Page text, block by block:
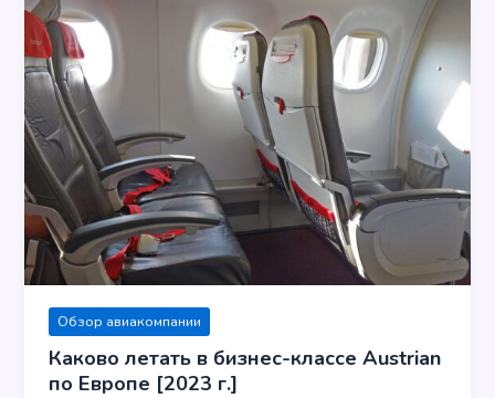
Обзор авиакомпании
Каково летать в бизнес-классе Austrian
по Европе [2023 г.]